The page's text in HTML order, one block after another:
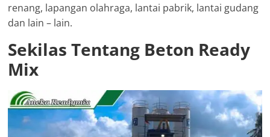
renang, lapangan olahraga, lantai pabrik, lantai gudang
dan lain – lain.
Sekilas Tentang Beton Ready
Mix